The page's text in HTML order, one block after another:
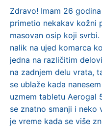
Zdravo! Imam 26
primetio nekakav kožni
masovan osip koji
nalik na ujed komarca
jedna na različitim
na zadnjem delu vrata,
se ublaže kada
uzmem tabletu Aerogal
se znatno smanji i neko
je vreme kada se više